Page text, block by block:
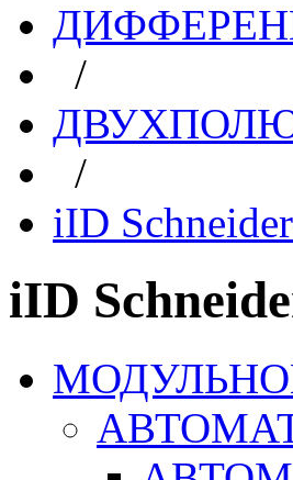
/
/
iID
iID